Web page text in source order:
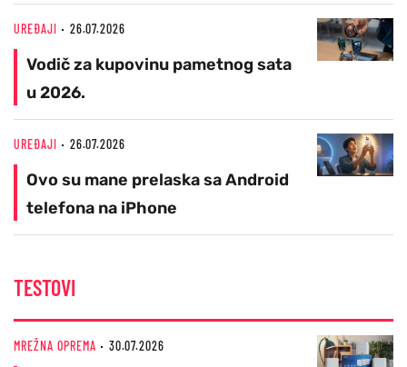
UREĐAJI 26.07.2026
Vodič za kupovinu pametnog sata
u 2026.
UREĐAJI 26.07.2026
Ovo su mane prelaska sa Android
telefona na iPhone
TESTOVI
MREŽNA OPREMA 30.07.2026